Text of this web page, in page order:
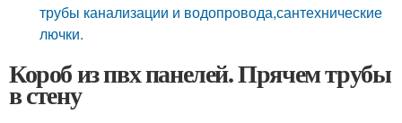
трубы канализации и водопровода,сантехнические
лючки.
Короб из пвх панелей. Прячем трубы
в стену